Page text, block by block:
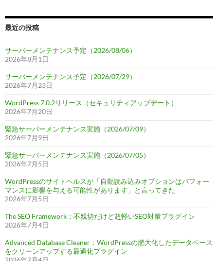
最近の投稿
サーバーメンテナンス予定（2026/08/06）
2026年8月1日
サーバーメンテナンス予定（2026/07/29）
2026年7月23日
WordPress 7.0.2リリース（セキュリティアップデート）
2026年7月20日
緊急サーバーメンテナンス実施（2026/07/09）
2026年7月9日
緊急サーバーメンテナンス実施（2026/07/05）
2026年7月5日
WordPressのサイトヘルスが「自動読み込みオプションはパフォー
マンスに影響を与える可能性があります」と言ってきた
2026年7月5日
The SEO Framework：不親切だけど超軽いSEO対策プラグイン
2026年7月4日
Advanced Database Cleaner：WordPressの肥大化したデータベース
をクリーンアップする最適化プラグイン